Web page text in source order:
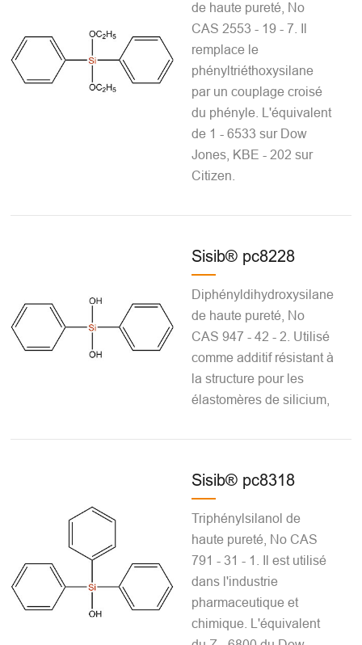
de haute pureté, No
CAS 2553 - 19 - 7. Il
remplace le
phényltriéthoxysilane
par un couplage croisé
du phényle. L'équivalent
de 1 - 6533 sur Dow
Jones, KBE - 202 sur
Citizen.
Sisib® pc8228
Diphényldihydroxysilane
de haute pureté, No
CAS 947 - 42 - 2. Utilisé
comme additif résistant à
la structure pour les
élastomères de silicium,
Sisib® pc8318
Triphénylsilanol de
haute pureté, No CAS
791 - 31 - 1. Il est utilisé
dans l'industrie
pharmaceutique et
chimique. L'équivalent